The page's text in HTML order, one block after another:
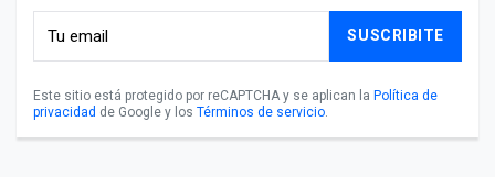
SUSCRIBITE
Este sitio está protegido por reCAPTCHA y se aplican la Política de
privacidad de Google y los Términos de servicio.